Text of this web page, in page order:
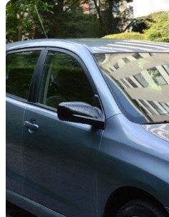
2003 Toyota Matrix